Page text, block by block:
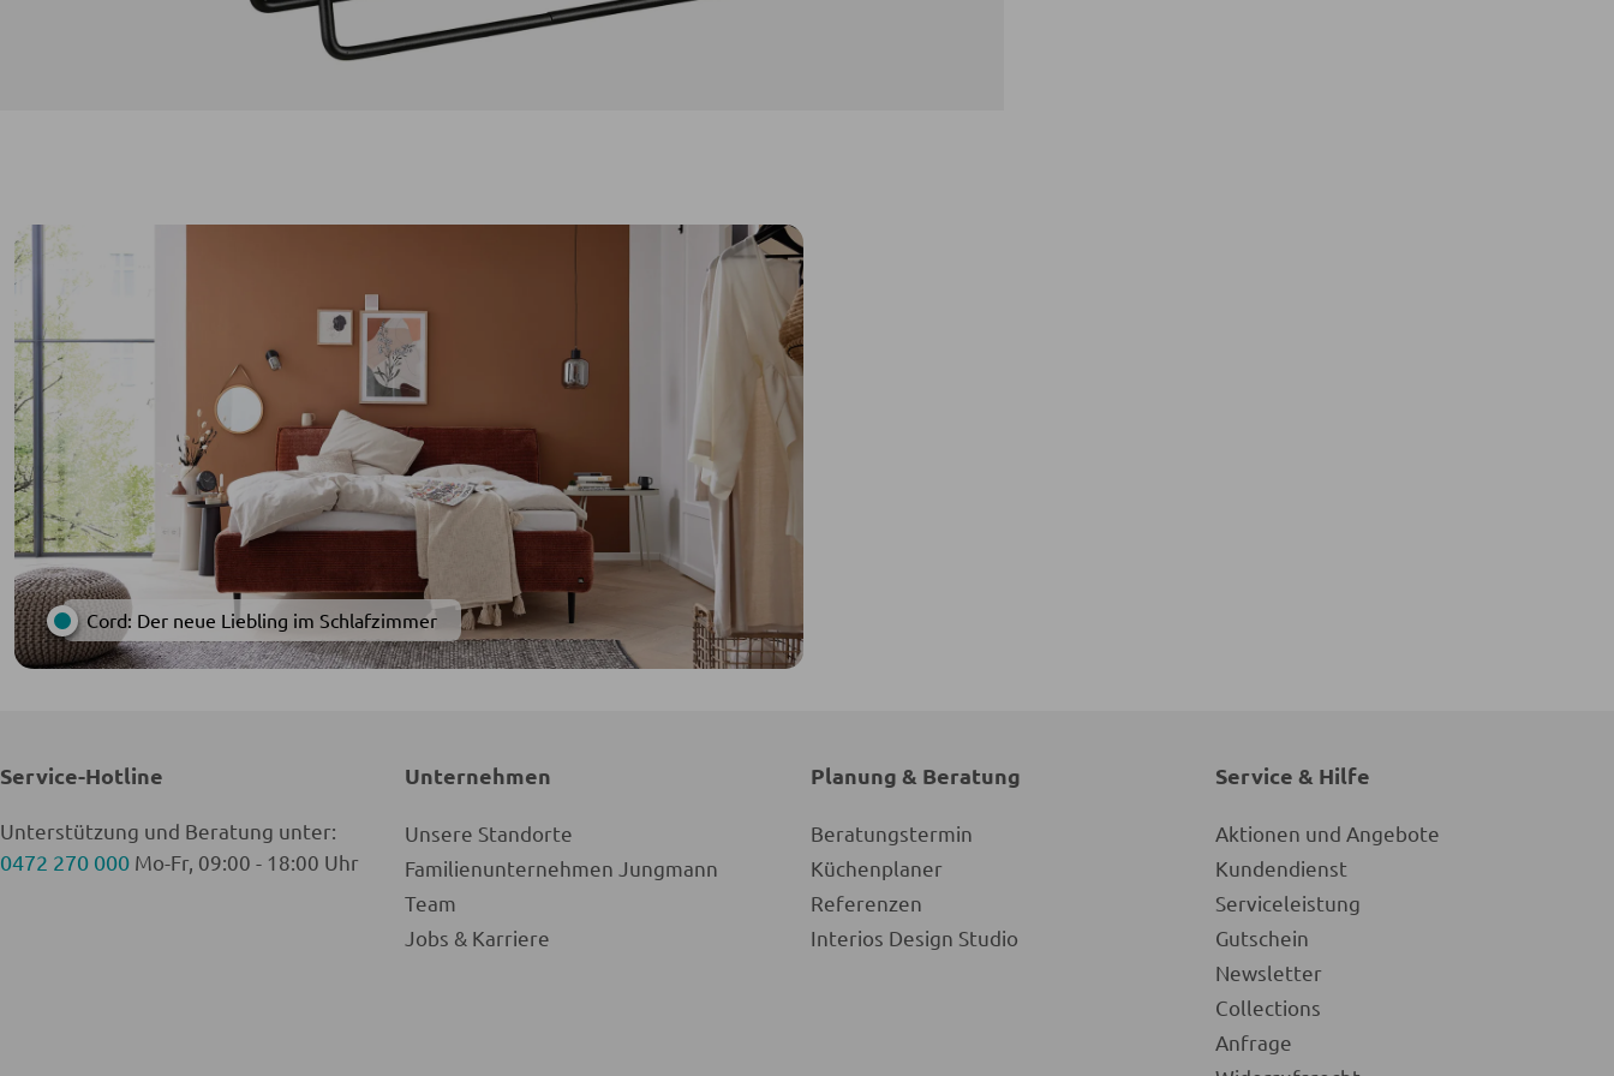
Cord: Der neue Liebling im Schlafzimmer
Service-Hotline
Unterstützung und Beratung unter:
0472 270 000 Mo-Fr, 09:00 - 18:00 Uhr
Unternehmen
Unsere Standorte
Familienunternehmen Jungmann
Team
Jobs & Karriere
Planung & Beratung
Beratungstermin
Küchenplaner
Referenzen
Interios Design Studio
Service & Hilfe
Aktionen und Angebote
Kundendienst
Serviceleistung
Gutschein
Newsletter
Collections
Anfrage